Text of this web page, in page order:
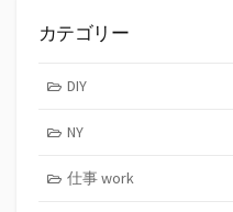
カテゴリー
DIY
NY
仕事 work